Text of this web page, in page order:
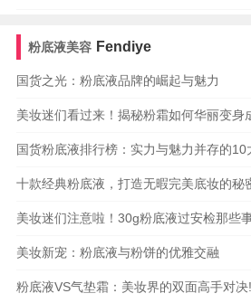
粉底液美容 Fendiye
国货之光：粉底液品牌的崛起与魅力
美妆迷们看过来！揭秘粉霜如何华丽变身
国货粉底液排行榜：实力与魅力并存的10
十款经典粉底液，打造无暇完美底妆的秘
美妆迷们注意啦！30g粉底液过安检那些事
美妆新宠：粉底液与粉饼的优雅交融
粉底液VS气垫霜：美妆界的双面高手对决!